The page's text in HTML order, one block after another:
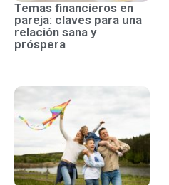
Temas financieros en
pareja: claves para una
relación sana y
próspera